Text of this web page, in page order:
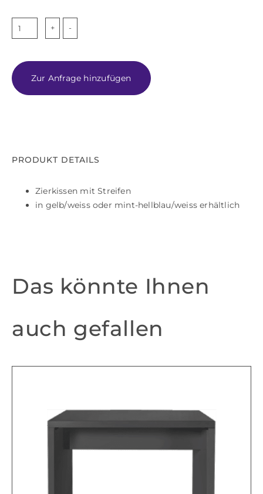
LINA
Zur Anfrage hinzufügen
PRODUKT DETAILS
Zierkissen mit Streifen
in gelb/weiss oder mint-hellblau/weiss erhältlich
Das könnte Ihnen
auch gefallen